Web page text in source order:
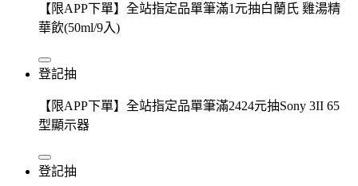
【限APP下單】全站指定品單筆滿1元抽白蘭氏 雞湯精
華飲(50ml/9入)
登記抽
【限APP下單】全站指定品單筆滿2424元抽Sony 3II 65
型顯示器
登記抽